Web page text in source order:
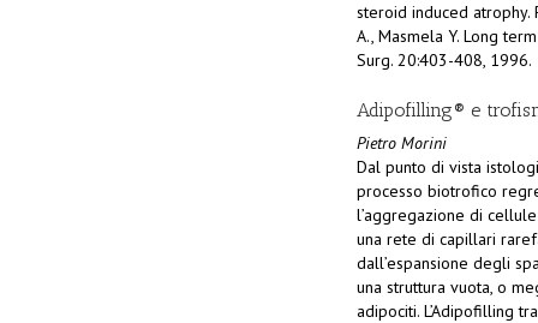
steroid induced atrophy.
A., Masmela Y. Long
Surg. 20:403-408, 1996.
Adipofilling® e
Pietro Morini
Dal punto di vista
processo biotrofico
l’aggregazione di
una rete di capillari
dall’espansione degli
una struttura vuota, o
adipociti. L’Adipofilling